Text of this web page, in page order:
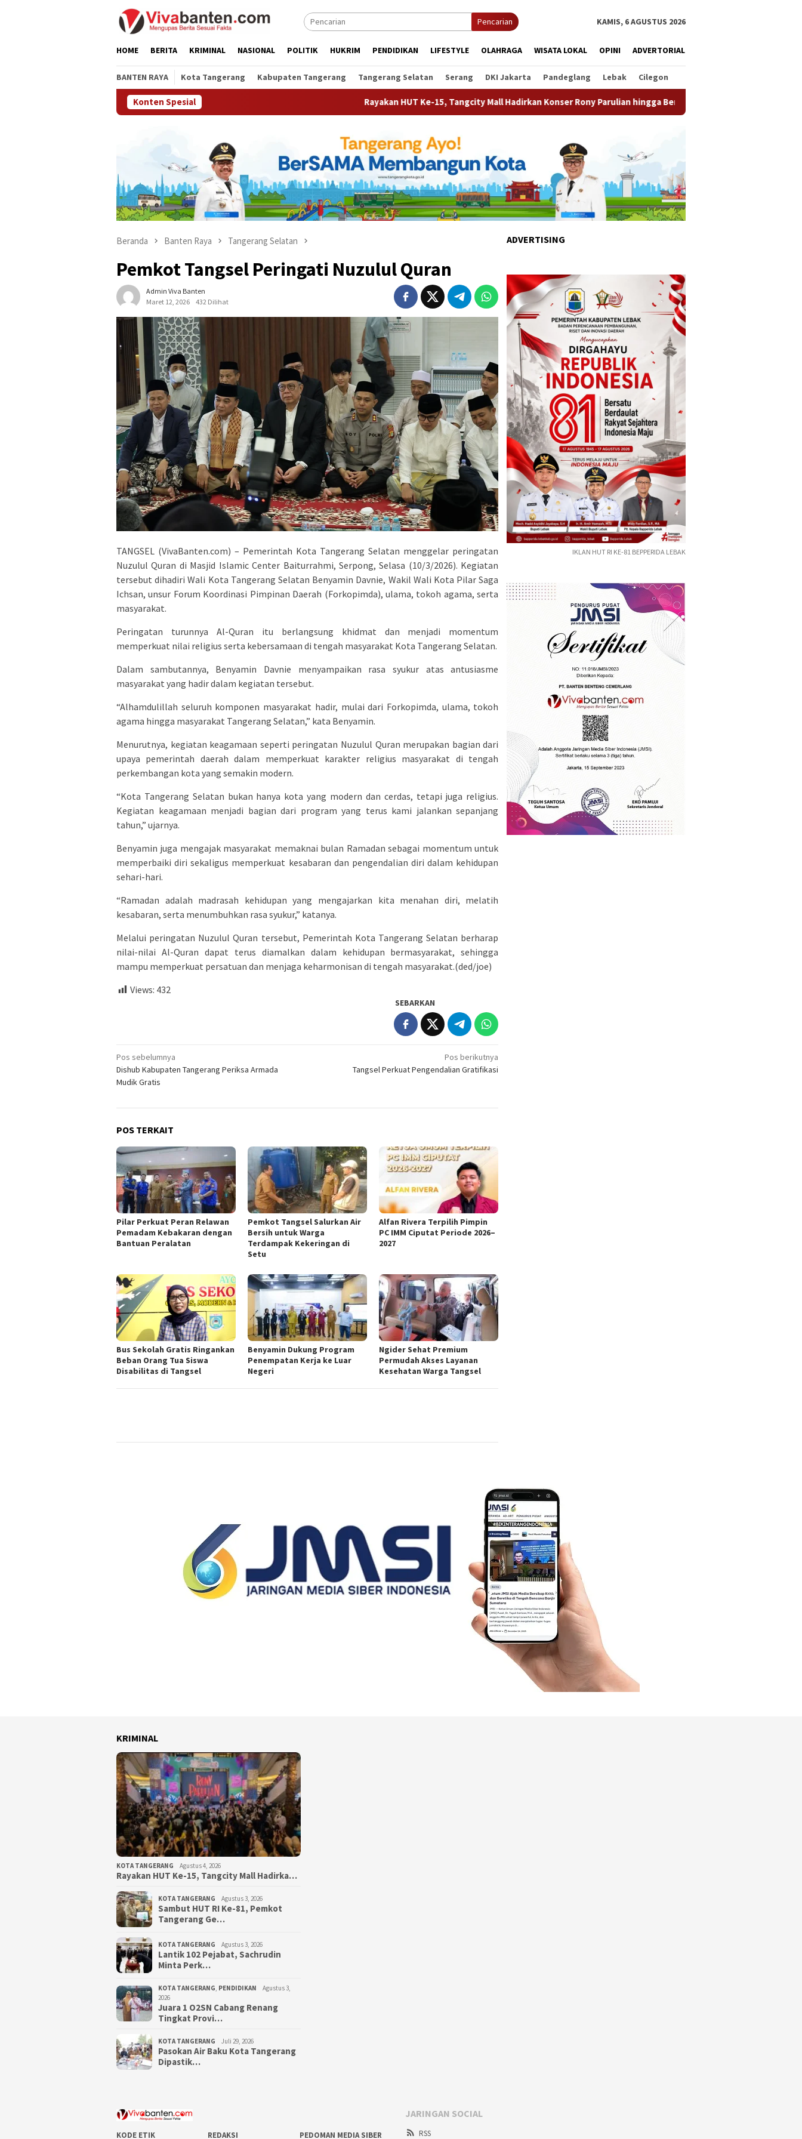
Pencarian KAMIS, 6 AGUSTUS 2026
HOME BERITA KRIMINAL NASIONAL POLITIK HUKRIM PENDIDIKAN LIFESTYLE OLAHRAGA WISATA LOKAL OPINI ADVERTORIAL
BANTEN RAYA Kota Tangerang Kabupaten Tangerang Tangerang Selatan Serang DKI Jakarta Pandeglang Lebak Cilegon
Konten Spesial Rayakan HUT Ke-15, Tangcity Mall Hadirkan Konser Rony Parulian hingga Beragam Promo Menarik
Beranda Banten Raya Tangerang Selatan
Pemkot Tangsel Peringati Nuzulul Quran
Admin Viva Banten
Maret 12, 2026
432 Dilihat
TANGSEL (VivaBanten.com) – Pemerintah Kota Tangerang Selatan menggelar peringatan
Nuzulul Quran di Masjid Islamic Center Baiturrahmi, Serpong, Selasa (10/3/2026). Kegiatan
tersebut dihadiri Wali Kota Tangerang Selatan Benyamin Davnie, Wakil Wali Kota Pilar Saga
Ichsan, unsur Forum Koordinasi Pimpinan Daerah (Forkopimda), ulama, tokoh agama, serta
masyarakat.
Peringatan turunnya Al-Quran itu berlangsung khidmat dan menjadi momentum
memperkuat nilai religius serta kebersamaan di tengah masyarakat Kota Tangerang Selatan.
Dalam sambutannya, Benyamin Davnie menyampaikan rasa syukur atas antusiasme
masyarakat yang hadir dalam kegiatan tersebut.
“Alhamdulillah seluruh komponen masyarakat hadir, mulai dari Forkopimda, ulama, tokoh
agama hingga masyarakat Tangerang Selatan,” kata Benyamin.
Menurutnya, kegiatan keagamaan seperti peringatan Nuzulul Quran merupakan bagian dari
upaya pemerintah daerah dalam memperkuat karakter religius masyarakat di tengah
perkembangan kota yang semakin modern.
“Kota Tangerang Selatan bukan hanya kota yang modern dan cerdas, tetapi juga religius.
Kegiatan keagamaan menjadi bagian dari program yang terus kami jalankan sepanjang
tahun,” ujarnya.
Benyamin juga mengajak masyarakat memaknai bulan Ramadan sebagai momentum untuk
memperbaiki diri sekaligus memperkuat kesabaran dan pengendalian diri dalam kehidupan
sehari-hari.
“Ramadan adalah madrasah kehidupan yang mengajarkan kita menahan diri, melatih
kesabaran, serta menumbuhkan rasa syukur,” katanya.
Melalui peringatan Nuzulul Quran tersebut, Pemerintah Kota Tangerang Selatan berharap
nilai-nilai Al-Quran dapat terus diamalkan dalam kehidupan bermasyarakat, sehingga
mampu memperkuat persatuan dan menjaga keharmonisan di tengah masyarakat.(ded/joe)
Views: 432
SEBARKAN
Navigasi
pos
Pos sebelumnya
Dishub Kabupaten Tangerang Periksa Armada
Mudik Gratis
Pos berikutnya
Tangsel Perkuat Pengendalian Gratifikasi
POS TERKAIT
Pilar Perkuat Peran Relawan
Pemadam Kebakaran dengan
Bantuan Peralatan
Pemkot Tangsel Salurkan Air
Bersih untuk Warga
Terdampak Kekeringan di
Setu
Alfan Rivera Terpilih Pimpin
PC IMM Ciputat Periode 2026–
2027
Bus Sekolah Gratis Ringankan
Beban Orang Tua Siswa
Disabilitas di Tangsel
Benyamin Dukung Program
Penempatan Kerja ke Luar
Negeri
Ngider Sehat Premium
Permudah Akses Layanan
Kesehatan Warga Tangsel
ADVERTISING
IKLAN HUT RI KE-81 BEPPERIDA LEBAK
KRIMINAL
KOTA TANGERANG Agustus 4, 2026
Rayakan HUT Ke-15, Tangcity Mall Hadirka…
KOTA TANGERANG Agustus 3, 2026
Sambut HUT RI Ke-81, Pemkot
Tangerang Ge…
KOTA TANGERANG Agustus 3, 2026
Lantik 102 Pejabat, Sachrudin
Minta Perk…
KOTA TANGERANG, PENDIDIKAN
Agustus 3,
2026
Juara 1 O2SN Cabang Renang
Tingkat Provi…
KOTA TANGERANG Juli 29, 2026
Pasokan Air Baku Kota Tangerang
Dipastik…
KODE ETIK REDAKSI PEDOMAN MEDIA SIBER
JARINGAN SOCIAL
RSS